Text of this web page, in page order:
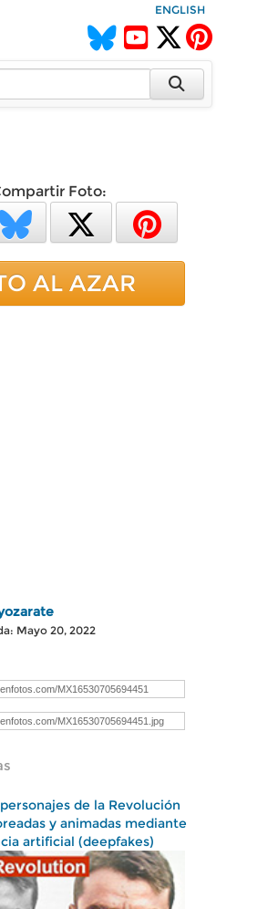
ENGLISH
Foto:
AL AZAR
Mayo 20, 2022
de la Revolución
y animadas mediante
artificial (deepfakes)